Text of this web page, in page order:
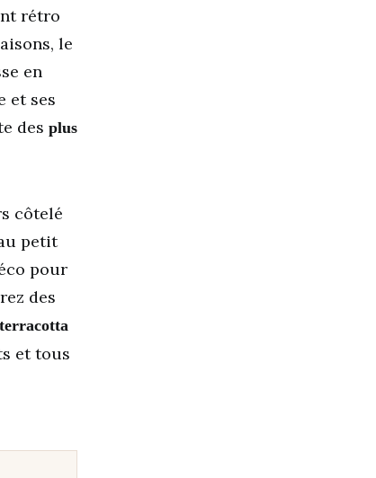
rétro
le
en
et ses
des plus
côtelé
petit
pour
des
terracotta
et tous